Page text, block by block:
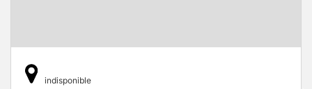
indisponible